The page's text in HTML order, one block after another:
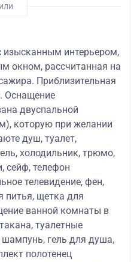
изысканным интерьером,
окном, рассчитанная на
Приблизительная
Оснащение
двуспальной
которую при желании
душ, туалет,
холодильник, трюмо,
сейф, телефон
телевидение, фен,
питья, щетка для
ванной комнаты в
туалетные
гель для душа,
полотенец